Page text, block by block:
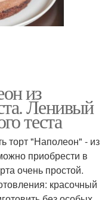
из
Ленивый
теста
торт "Наполеон" - из
приобрести в
очень простой.
красочный